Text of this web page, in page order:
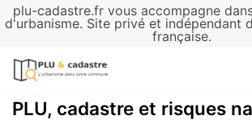
plu-cadastre.fr vous accompagne
d'urbanisme. Site privé et indépendant
française.
Aller
contenu
PLU, cadastre et risques